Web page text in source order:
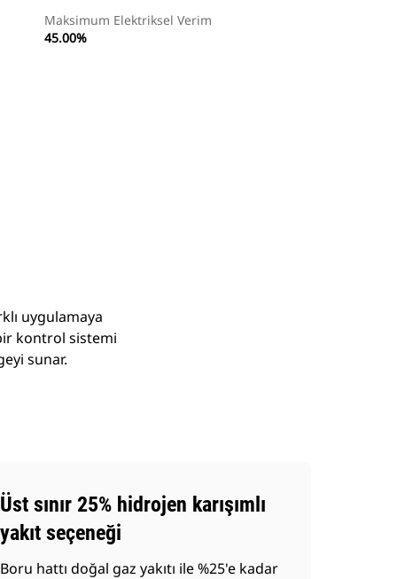
Maksimum Elektriksel Verim
45.00%
uygulamaya
kontrol sistemi
sunar.
Üst sınır 25% hidrojen karışımlı
yakıt seçeneği
Boru hattı doğal gaz yakıtı ile %25'e kadar